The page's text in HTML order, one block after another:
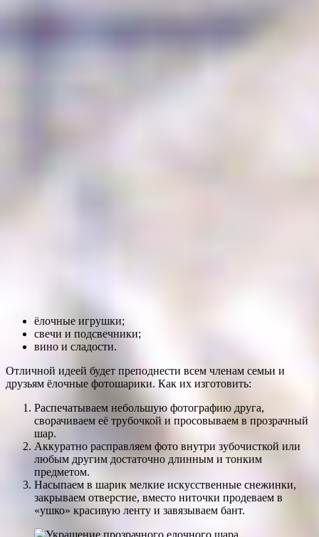
ёлочные игрушки;
свечи и подсвечники;
вино и сладости.
Отличной идеей будет преподнести всем членам семьи и
друзьям ёлочные фотошарики. Как их изготовить:
Распечатываем небольшую фотографию друга,
сворачиваем её трубочкой и просовываем в прозрачный
шар.
Аккуратно расправляем фото внутри зубочисткой или
любым другим достаточно длинным и тонким
предметом.
Насыпаем в шарик мелкие искусственные снежинки,
закрываем отверстие, вместо ниточки продеваем в
«ушко» красивую ленту и завязываем бант.